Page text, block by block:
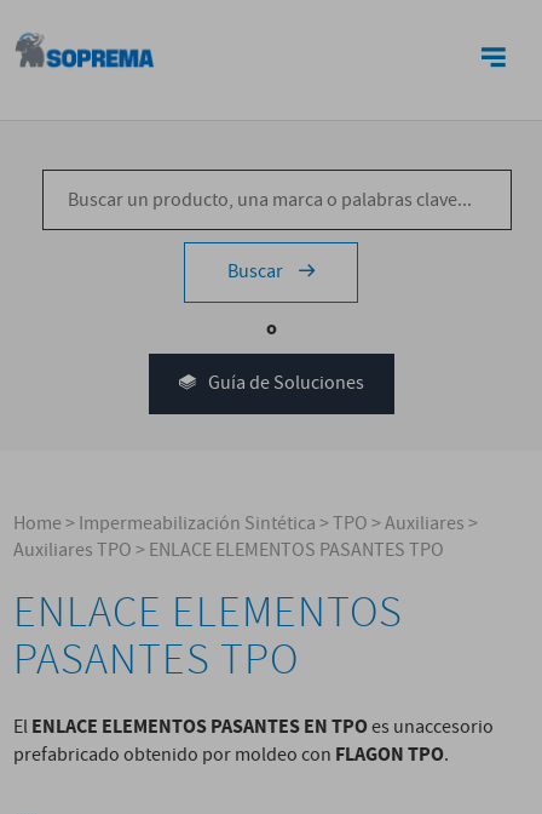
Buscar
o
Guía de Soluciones
Home>Impermeabilización Sintética>TPO>Auxiliares>
Auxiliares TPO>ENLACE ELEMENTOS PASANTES TPO
ENLACE ELEMENTOS
PASANTES TPO
ElENLACE ELEMENTOS PASANTES EN TPOes unaccesorio
prefabricado obtenido por moldeo con FLAGON TPO.